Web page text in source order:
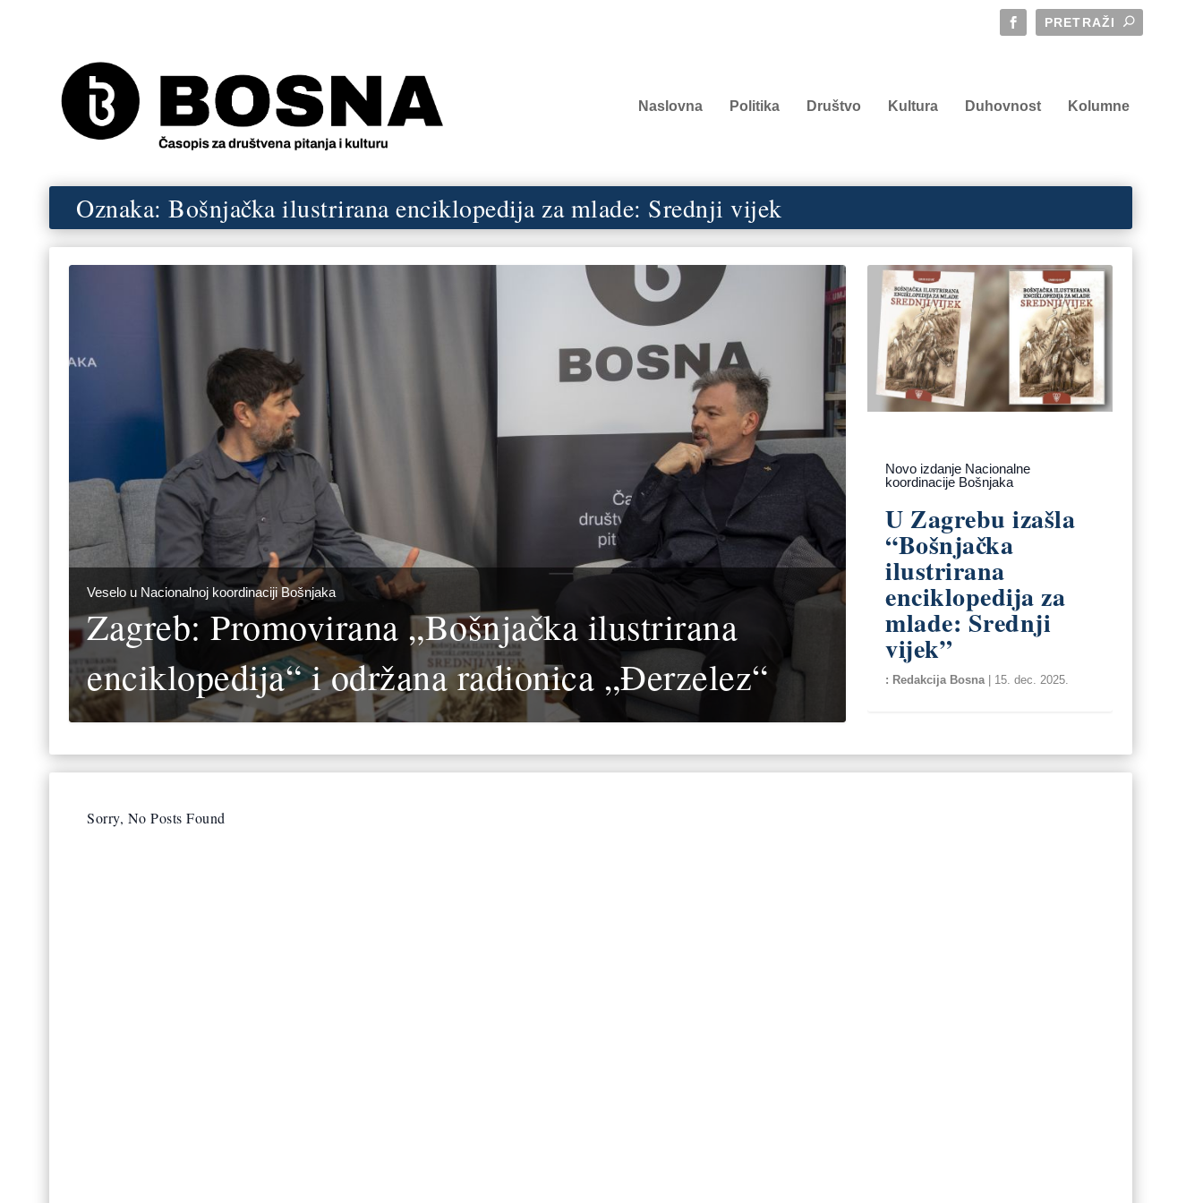
Naslovna Politika Društvo Kultura Duhovnost Kolumne
Oznaka:Bošnjačka ilustrirana enciklopedija za mlade: Srednji vijek
Veselo u Nacionalnoj koordinaciji Bošnjaka
Zagreb: Promovirana „Bošnjačka ilustrirana
enciklopedija“ i održana radionica „Đerzelez“
Novo izdanje Nacionalne
koordinacije Bošnjaka
U Zagrebu izašla
“Bošnjačka
ilustrirana
enciklopedija za
mlade: Srednji
vijek”
Redakcija Bosna 15. dec. 2025.
Sorry, No Posts Found